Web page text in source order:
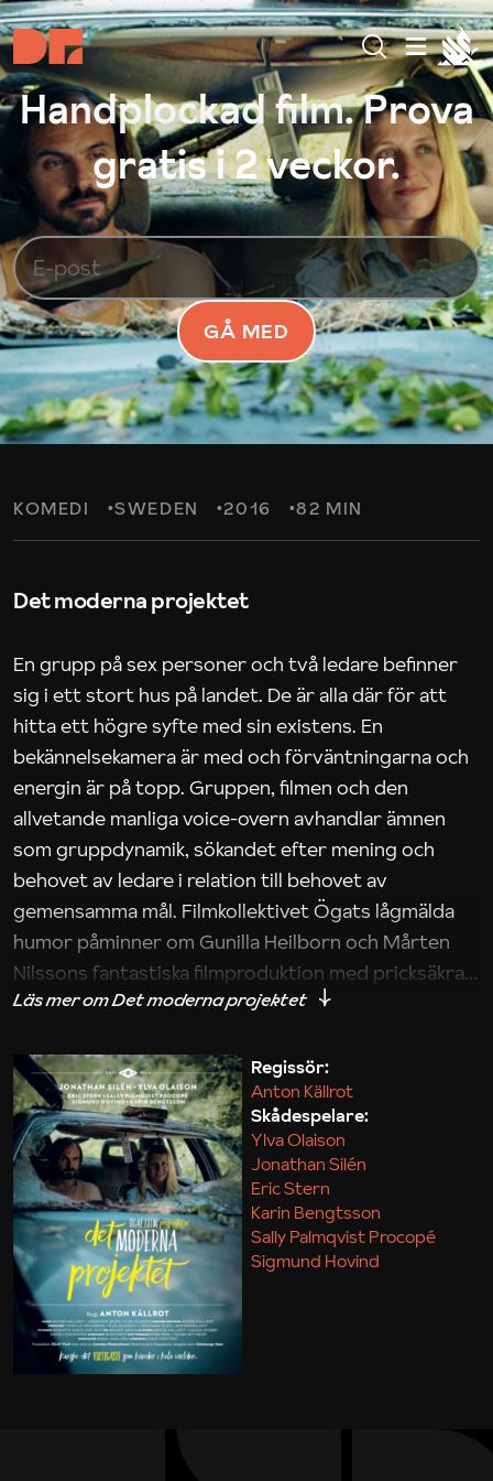
Handplockad film. Prova
gratis i 2 veckor.
GÅ MED
KOMEDI SWEDEN 2016 82 MIN
Det moderna projektet
En grupp på sex personer och två ledare befinner
sig i ett stort hus på landet. De är alla där för att
hitta ett högre syfte med sin existens. En
bekännelsekamera är med och förväntningarna och
energin är på topp. Gruppen, filmen och den
allvetande manliga voice-overn avhandlar ämnen
som gruppdynamik, sökandet efter mening och
behovet av ledare i relation till behovet av
gemensamma mål. Filmkollektivet Ögats lågmälda
humor påminner om Gunilla Heilborn och Mårten
Nilssons fantastiska filmproduktion med pricksäkra
iakttagelser om hur svårt det kan vara att omsätta
Maja Kekonius
Regissör:
Anton Källrot
Skådespelare:
Ylva Olaison
Jonathan Silén
Eric Stern
Karin Bengtsson
Sally Palmqvist Procopé
Sigmund Hovind